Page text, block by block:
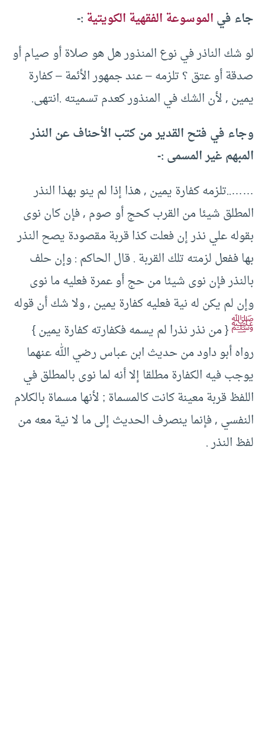
جاء فيالموسوعة الفقهية الكويتية:-
لو شك الناذر في نوع المنذور هل هو صلاة أو صيام أو
صدقة أو عتق ؟ تلزمه – عند جمهور الأئمة – كفارة
يمين , لأن الشك في المنذور كعدم تسميته .انتهى.
وجاء في فتح القدير من كتب الأحناف عن النذر
المبهم غير المسمى :-
……..تلزمه كفارة يمين , هذا إذا لم ينو بهذا النذر
المطلق شيئا من القرب كحج أو صوم , فإن كان نوى
بقوله علي نذر إن فعلت كذا قربة مقصودة يصح النذر
بها ففعل لزمته تلك القربة . قال الحاكم : وإن حلف
بالنذر فإن نوى شيئا من حج أو عمرة فعليه ما نوى
وإن لم يكن له نية فعليه كفارة يمين , ولا شك أن قوله
ﷺ{ من نذر نذرا لم يسمه فكفارته كفارة يمين }
رواه أبو داود من حديث ابن عباس رضي الله عنهما
يوجب فيه الكفارة مطلقا إلا أنه لما نوى بالمطلق في
اللفظ قربة معينة كانت كالمسماة ; لأنها مسماة بالكلام
النفسي , فإنما ينصرف الحديث إلى ما لا نية معه من
لفظ النذر .